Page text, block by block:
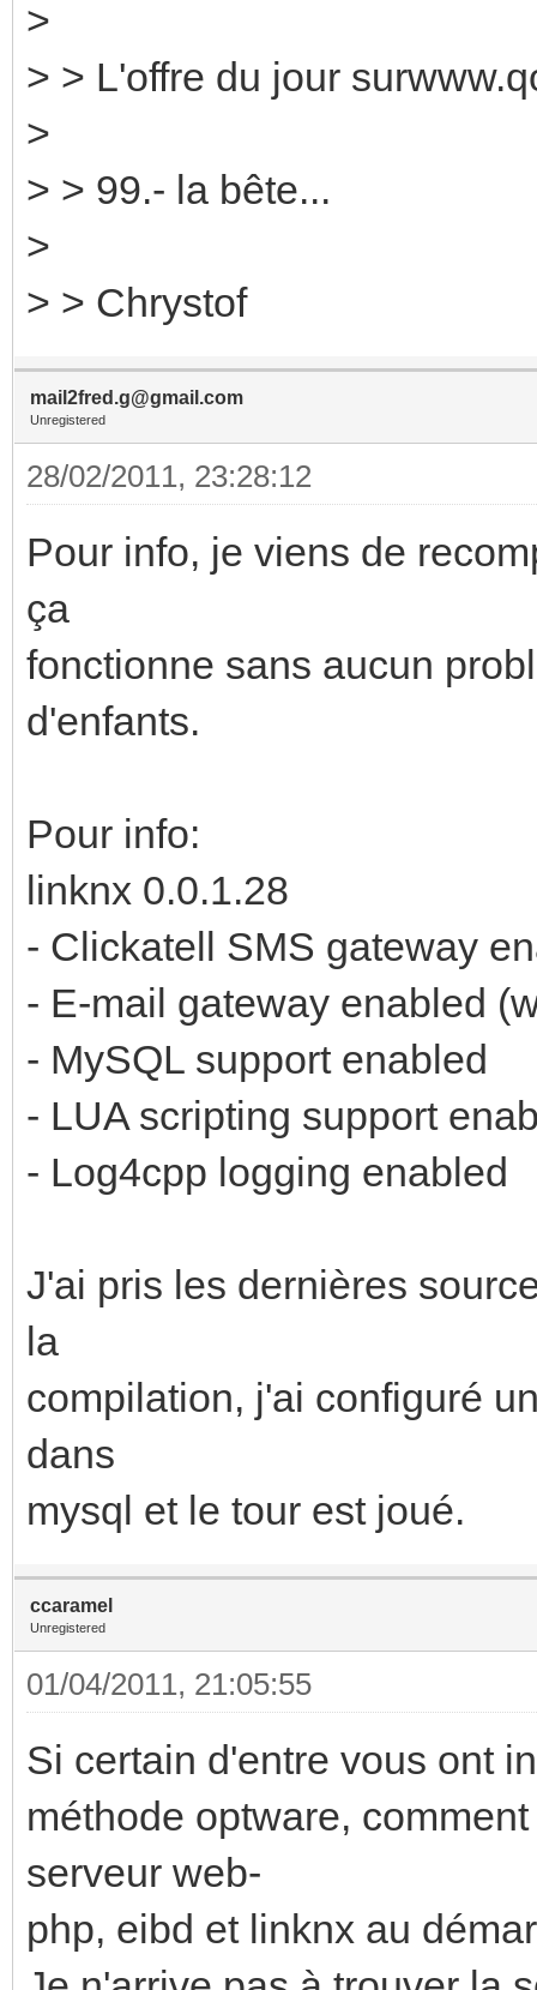
>
> > L'offre du jour
>
> > 99.- la bête...
>
> > Chrystof
mail2fred.g@gmail.com
Unregistered
28/02/2011, 23:28:12
Pour info, je viens de
ça
fonctionne sans aucun
d'enfants.
Pour info:
linknx 0.0.1.28
- Clickatell SMS gateway
- E-mail gateway enabled
- MySQL support enabled
- LUA scripting support
- Log4cpp logging enabled
J'ai pris les dernières
la
compilation, j'ai configuré
dans
mysql et le tour est joué.
ccaramel
Unregistered
01/04/2011, 21:05:55
Si certain d'entre vous ont
méthode optware,
serveur web-
php, eibd et linknx au